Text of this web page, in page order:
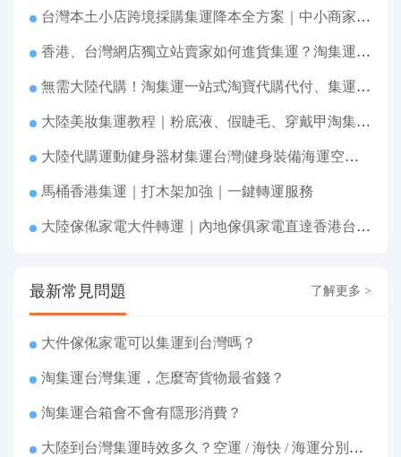
台灣本土小店跨境採購集運降本全方案｜中小商家跨境物流優化攻略
香港、台灣網店獨立站賣家如何進貨集運？淘集運一站式採購轉運方案
無需大陸代購！淘集運一站式淘寶代購代付、集運轉運直達台灣
大陸美妝集運教程｜粉底液、假睫毛、穿戴甲淘集運香港台灣轉運&台灣代購完整指南
大陸代購運動健身器材集運台灣|健身裝備海運空運直送、送貨到府
馬桶香港集運｜打木架加強｜一鍵轉運服務
大陸傢俬家電大件轉運｜內地傢俱家電直達香港台灣送貨上府
最新常見問題 了解更多 >
大件傢俬家電可以集運到台灣嗎？
淘集運台灣集運，怎麼寄貨物最省錢？
淘集運合箱會不會有隱形消費？
大陸到台灣集運時效多久？空運 / 海快 / 海運分別幾天